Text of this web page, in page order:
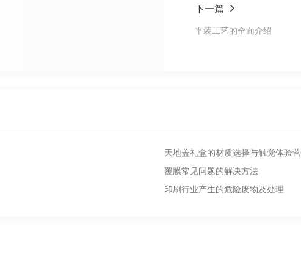
下一篇
平装工艺的全面介绍
天地盖礼盒的材质选择与触觉体验
覆膜常见问题的解决方法
印刷行业产生的危险废物及处理